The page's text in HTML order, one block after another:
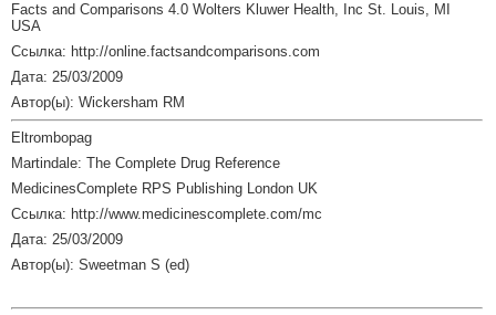
Facts and Comparisons 4.0 Wolters Kluwer Health, Inc St. Louis, MI
USA
Ссылка: http://online.factsandcomparisons.com
Дата: 25/03/2009
Автор(ы): Wickersham RM
Eltrombopag
Martindale: The Complete Drug Reference
MedicinesComplete RPS Publishing London UK
Ссылка: http://www.medicinescomplete.com/mc
Дата: 25/03/2009
Автор(ы): Sweetman S (ed)